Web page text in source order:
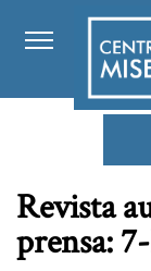
Revista
prensa: